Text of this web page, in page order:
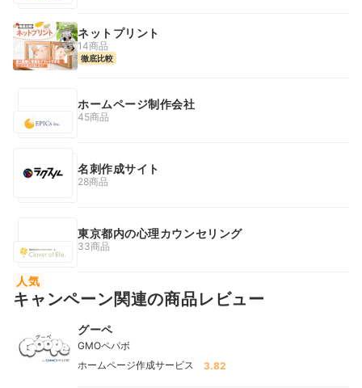
ネットプリント
14商品
徹底比較
ホームページ制作会社
45商品
名刺作成サイト
28商品
東京都内の心理カウンセリング
33商品
人気
キャンペーン関連の商品レビュー
グーペ
GMOペパボ
ホームページ作成サービス
3.82